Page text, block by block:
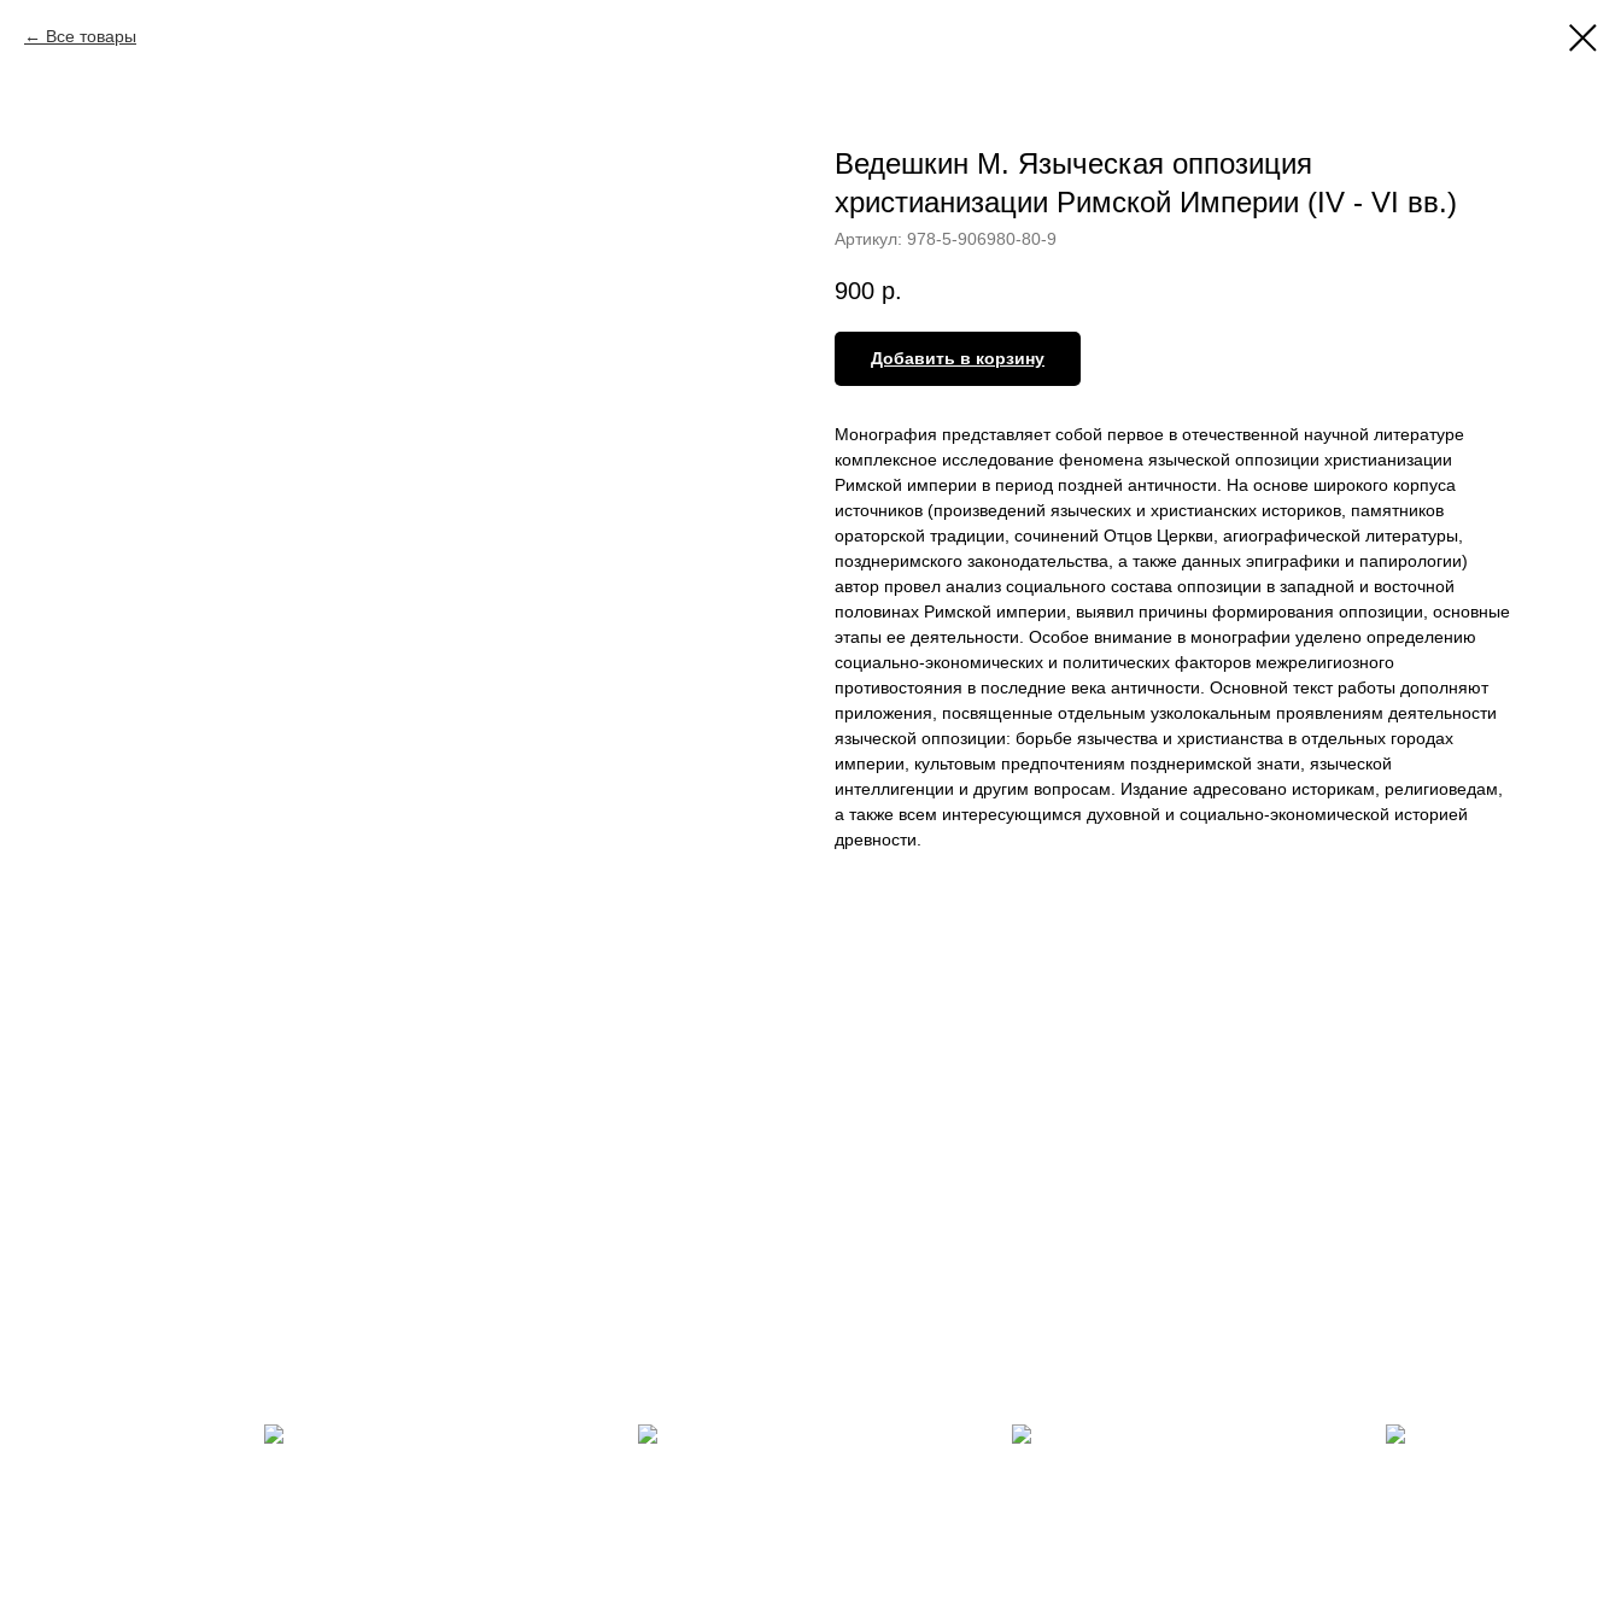
Все товары
Ведешкин М. Языческая оппозиция
христианизации Римской Империи (IV - VI вв.)
Артикул: 978-5-906980-80-9
900 р.
Добавить в корзину
Монография представляет собой первое в отечественной научной литературе
комплексное исследование феномена языческой оппозиции христианизации
Римской империи в период поздней античности. На основе широкого корпуса
источников (произведений языческих и христианских историков, памятников
ораторской традиции, сочинений Отцов Церкви, агиографической литературы,
позднеримского законодательства, а также данных эпиграфики и папирологии)
автор провел анализ социального состава оппозиции в западной и восточной
половинах Римской империи, выявил причины формирования оппозиции, основные
этапы ее деятельности. Особое внимание в монографии уделено определению
социально-экономических и политических факторов межрелигиозного
противостояния в последние века античности. Основной текст работы дополняют
приложения, посвященные отдельным узколокальным проявлениям деятельности
языческой оппозиции: борьбе язычества и христианства в отдельных городах
империи, культовым предпочтениям позднеримской знати, языческой
интеллигенции и другим вопросам. Издание адресовано историкам, религиоведам,
а также всем интересующимся духовной и социально-экономической историей
древности.